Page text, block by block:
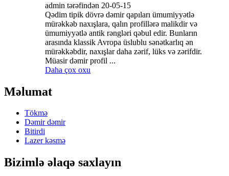
admin tərəfindən 20-05-15
Qədim tipik dövrə dəmir qapıları ümumiyyətlə
mürəkkəb naxışlara, qalın profillərə malikdir və
ümumiyyətlə antik rəngləri qəbul edir. Bunların
arasında klassik Avropa üslublu sənətkarlıq ən
mürəkkəbdir, naxışlar daha zərif, lüks və zərifdir.
Müasir dəmir profil ...
Daha çox oxu
Məlumat
Tökmə
Dəmir dəmir
Bitirdi
Lazer kəsmə
Bizimlə əlaqə saxlayın